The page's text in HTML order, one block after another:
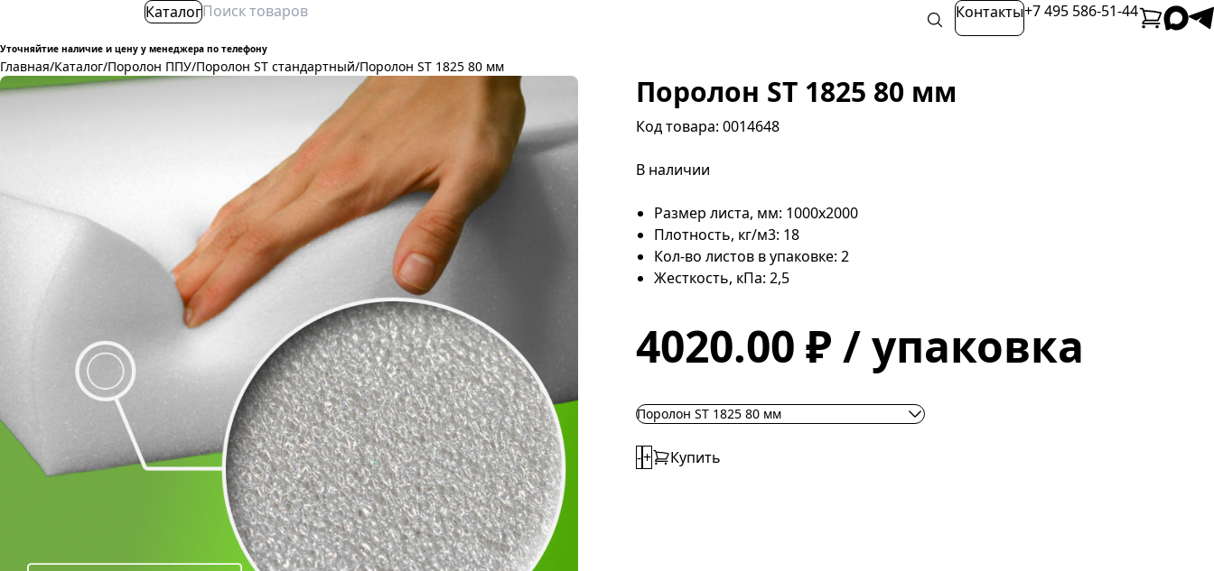
Каталог Контакты+7 495 586-51-44
Уточняйтие наличие и цену у менеджера по телефону
Главная/Каталог/Поролон ППУ/Поролон ST стандартный/Поролон ST 1825 80 мм
Поролон ST 1825 80 мм
Код товара: 0014648
В наличии
Размер листа, мм: 1000х2000
Плотность, кг/м3: 18
Кол-во листов в упаковке: 2
Жесткость, кПа: 2,5
4020.00 ₽ / упаковка
Поролон ST 1825 80 мм
-+ Купить